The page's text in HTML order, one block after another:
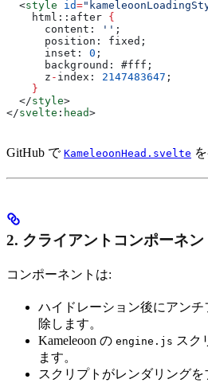
  <
style id=
    html::after
{
      content
: '' ;
      position
: fixed ;
      inset
: 0 ;
      background
: #fff ;
      z
- index : 2147483647 ;
    }
  </
style>
</svelte : head>
GitHub で KameleoonHead.svelte
2. クライアントコンポーネン
コンポーネントは:
ハイドレーション後にアンチ
除します。
Kameleoon の engine.js スク
ます。
スクリプトがレンダリング